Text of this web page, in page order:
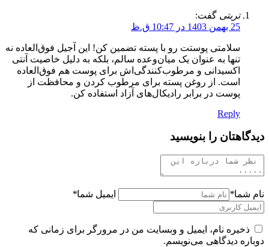
تربتی گفت:
25 بهمن 1403 در 10:47 ق.ظ
سلامتی پوستت رو با پسته تضمین کن! این آجیل فوق‌العاده نه
تنها به عنوان یک میان‌وعده سالم، بلکه به دلیل خاصیت آنتی
اکسیدانی و مرطوب‌کنندگی‌اش برای پوست هم فوق‌العاده
است. از روغن پسته برای مرطوب کردن و محافظت از
پوست در برابر رادیکال‌های آزاد استفاده کن.
Reply
دیدگاهتان را بنویسید
نام شما* ایمیل شما*
ذخیره نام، ایمیل و وبسایت من در مرورگر برای زمانی که
دوباره دیدگاهی می‌نویسم.